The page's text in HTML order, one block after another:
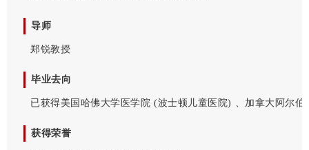
导师
郑锐教授
毕业去向
已获得美国哈佛大学医学院 (波士顿儿童医院) 、加拿大阿尔
获得荣誉